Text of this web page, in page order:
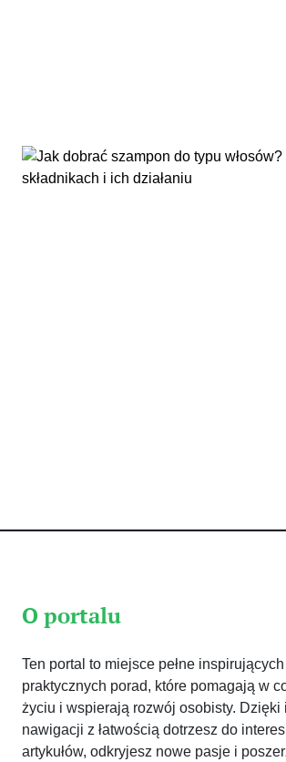
O portalu
Ten portal to miejsce pełne
praktycznych porad, które pomagają w
życiu i wspierają rozwój osobisty. Dzięki
nawigacji z łatwością dotrzesz do
artykułów, odkryjesz nowe pasje i